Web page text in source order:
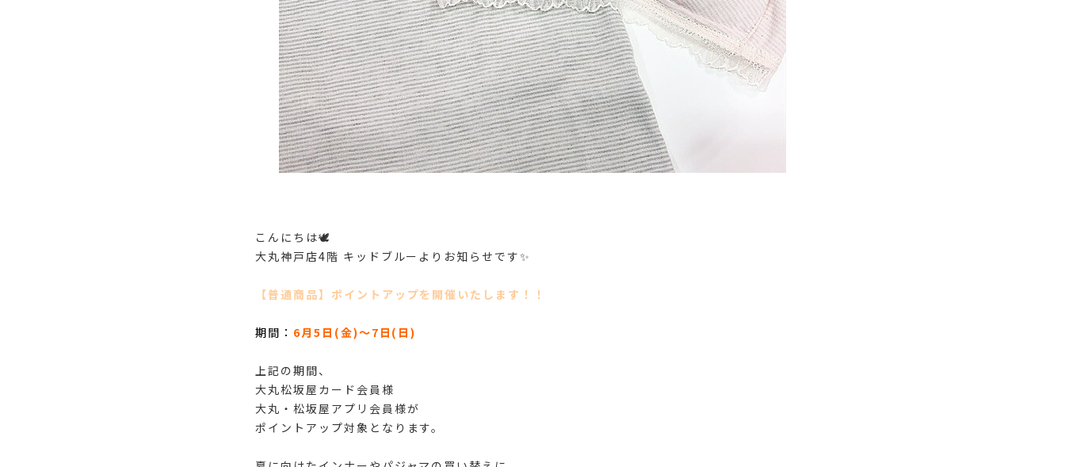
こんにちは🕊️
大丸神戸店4階 キッドブルーよりお知らせです✨
【普通商品】ポイントアップを開催いたします！！
期間： 6月5日(金)〜7日(日)
上記の期間、
大丸松坂屋カード会員様
大丸・松坂屋アプリ会員様が
ポイントアップ対象となります。